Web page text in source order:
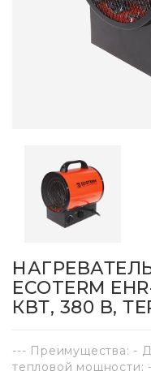
ECOTERM
КВТ, 380 В,
--- Преимущества: -
тепловой